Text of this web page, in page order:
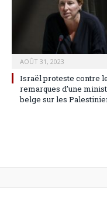
AOÛT 31, 2023
Israël proteste contre
remarques d’une
belge sur les